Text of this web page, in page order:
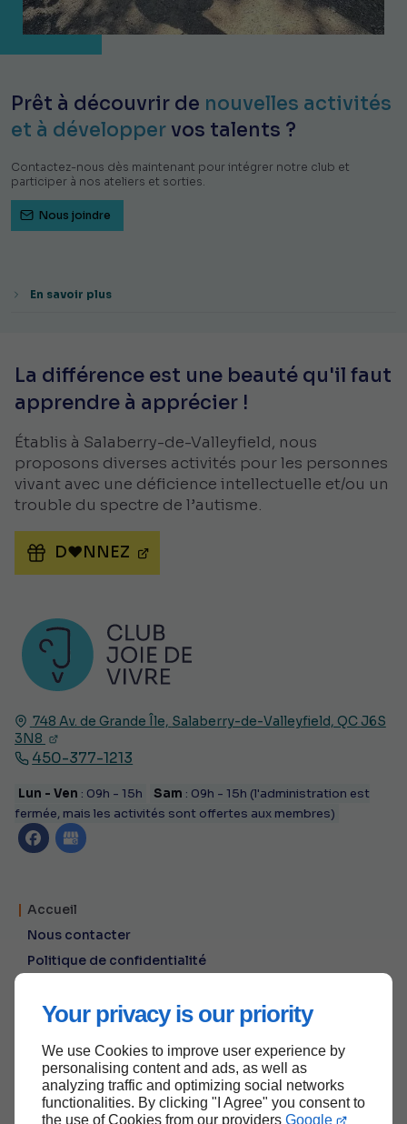
Your privacy is our priority
We use Cookies to improve user experience by
personalising content and ads, as well as
analyzing traffic and optimizing social networks
functionalities. By clicking "I Agree" you consent to
the use of Cookies from our providers Google
Prêt à découvrir de nouvelles activités
et à développer vos talents ?
Contactez-nous dès maintenant pour intégrer notre club et
participer à nos ateliers et sorties.
Nous joindre
En savoir plus
748 Av. de Grande Île, Salaberry-de-Valleyfield, QC J6S
3N8
450-377-1213
Lun - Ven : 09h - 15h Sam : 09h - 15h (l'administration est
fermée, mais les activités sont offertes aux membres)
Accueil
Nous contacter
Politique de confidentialité
La différence est une beauté qu'il faut
apprendre à apprécier !
Établis à Salaberry-de-Valleyfield, nous
proposons diverses activités pour les personnes
vivant avec une déficience intellectuelle et/ou un
trouble du spectre de l’autisme.
D♥NNEZ
Haut de page